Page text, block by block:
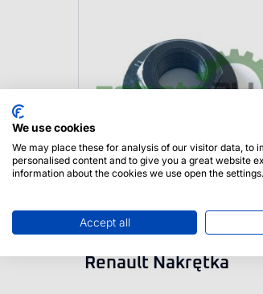
0013013230 Claas
Renault Nakrętka
We use cookies
We may place these for analysis of our visitor data, to
personalised content and to give you a great website
information about the cookies we use open the settings.
Accept all